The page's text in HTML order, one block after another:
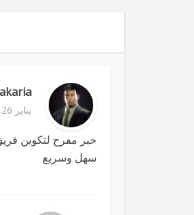
يناير 26, 2013 الساعة 6:20 ص
خبر مفرح لتكوين
سهل وسريع